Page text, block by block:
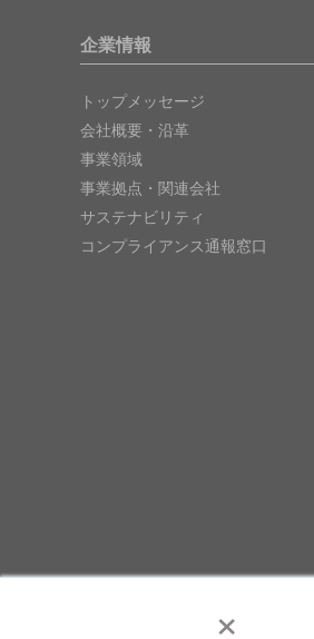
×
企業情報
トップメッセージ
会社概要・沿革
事業領域
事業拠点・関連会社
サステナビリティ
コンプライアンス通報窓口